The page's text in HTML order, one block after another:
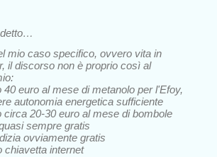
mio caso specifico, ovvero vita in
il discorso non è proprio così al
40 euro al mese di metanolo per l'Efoy,
autonomia energetica sufficiente
circa 20-30 euro al mese di bombole
sempre gratis
ovviamente gratis
chiavetta internet